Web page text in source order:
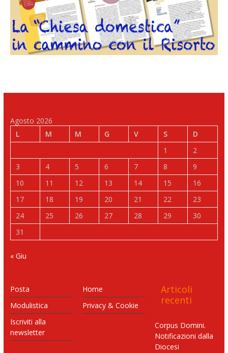
Agosto 2026
L
M M G V S
D
1
2
3
4 5 6 7 8
9
10
11 12 13 14 15
16
17
18 19 20 21 22
23
24
25 26 27 28 29
30
31
« Giu
Posta
Modulistica
Iscriviti alla
newsletter
Home
Privacy & Cookie
Articoli
recenti
Corpus Domini.
Notificazioni dalla
Diocesi